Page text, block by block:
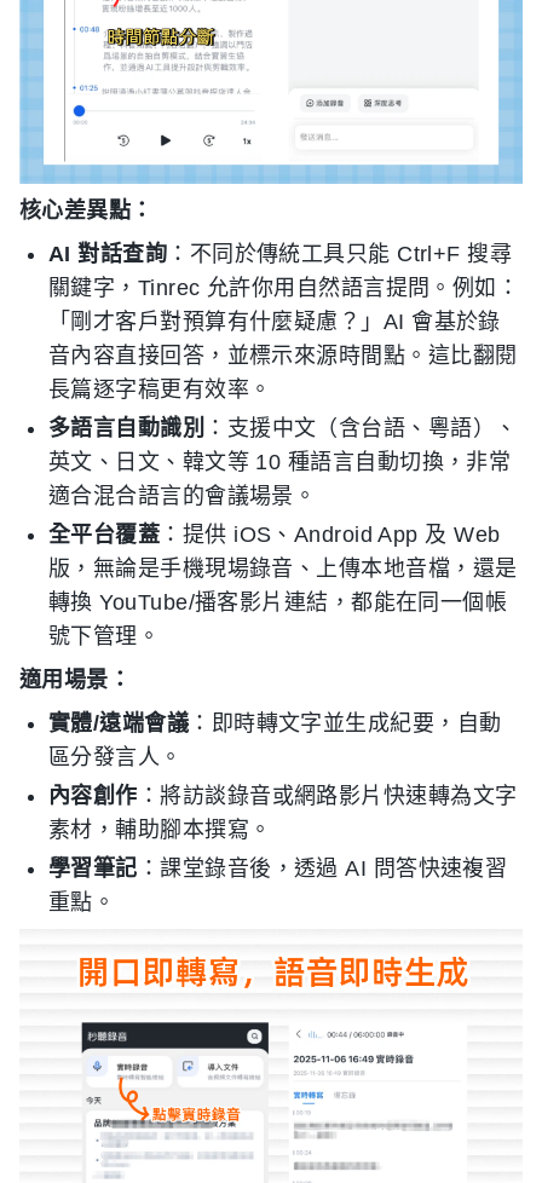
核心差異點：
AI 對話查詢 ：不同於傳統工具只能 Ctrl+F 搜尋
關鍵字，Tinrec 允許你用自然語言提問。例如：
「剛才客戶對預算有什麼疑慮？」AI 會基於錄
音內容直接回答，並標示來源時間點。這比翻閱
長篇逐字稿更有效率。
多語言自動識別 ：支援中文（含台語、粵語）、
英文、日文、韓文等 10 種語言自動切換，非常
適合混合語言的會議場景。
全平台覆蓋 ：提供 iOS、Android App 及 Web
版，無論是手機現場錄音、上傳本地音檔，還是
轉換 YouTube/播客影片連結，都能在同一個帳
號下管理。
適用場景：
實體/遠端會議 ：即時轉文字並生成紀要，自動
區分發言人。
內容創作 ：將訪談錄音或網路影片快速轉為文字
素材，輔助腳本撰寫。
學習筆記 ：課堂錄音後，透過 AI 問答快速複習
重點。